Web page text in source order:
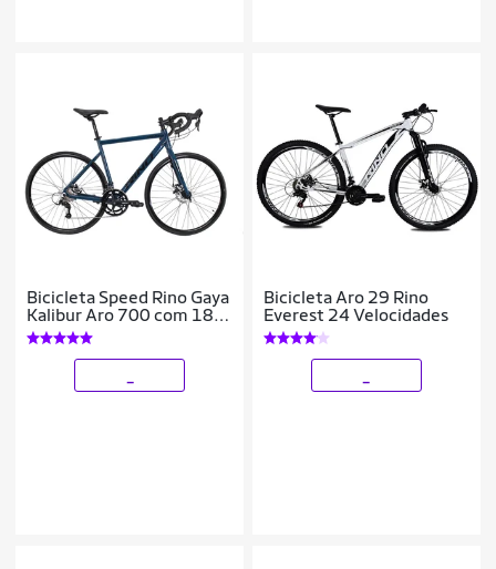
Bicicleta Speed Rino Gaya
Kalibur Aro 700 com 18
Marchas – Freio a Disco –
Cubo Cassete
Bicicleta Aro 29 Rino
Everest 24 Velocidades